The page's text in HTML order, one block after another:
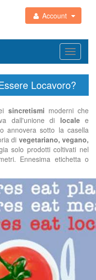
Account
Toggle
Locavoro?
sincretismi moderni che
dall'unione di localee
annovera sotto la casella
di vegetariano, vegano,
solo prodotti coltivati nel
Ennesima etichetta o